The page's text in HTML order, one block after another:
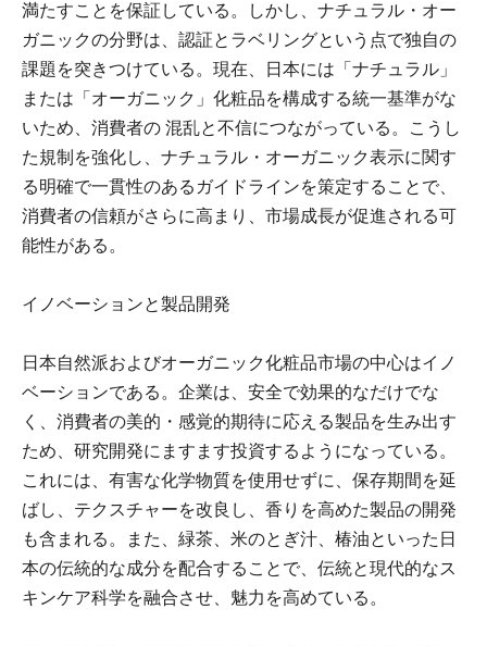
満たすことを保証している。しかし、ナチュラル・オー
ガニックの分野は、認証とラベリングという点で独自の
課題を突きつけている。現在、日本には「ナチュラル」
または「オーガニック」化粧品を構成する統一基準がな
いため、消費者の 混乱と不信につながっている。こうし
た規制を強化し、ナチュラル・オーガニック表示に関す
る明確で一貫性のあるガイドラインを策定することで、
消費者の信頼がさらに高まり、市場成長が促進される可
能性がある。
イノベーションと製品開発
日本自然派およびオーガニック化粧品市場の中心はイノ
ベーションである。企業は、安全で効果的なだけでな
く、消費者の美的・感覚的期待に応える製品を生み出す
ため、研究開発にますます投資するようになっている。
これには、有害な化学物質を使用せずに、保存期間を延
ばし、テクスチャーを改良し、香りを高めた製品の開発
も含まれる。また、緑茶、米のとぎ汁、椿油といった日
本の伝統的な成分を配合することで、伝統と現代的なス
キンケア科学を融合させ、魅力を高めている。